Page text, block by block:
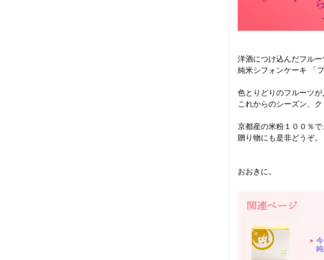
洋酒につけ込んだフル
純米シフォンケーキ 「
色とりどりのフルーツ
これからのシーズン、
京都産の米粉１００％
贈り物にも是非どうぞ。
おおきに。